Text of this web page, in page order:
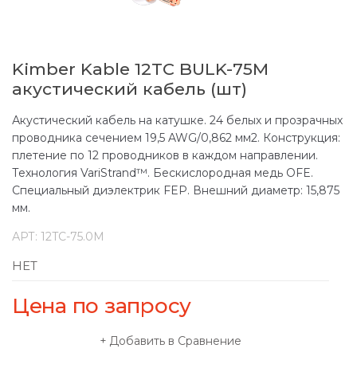
Kimber Kable 12TC BULK-75M
акустический кабель (шт)
Акустический кабель на катушке. 24 белых и прозрачных
проводника сечением 19,5 AWG/0,862 мм2. Конструкция:
плетение по 12 проводников в каждом направлении.
Технология VariStrand™. Бескислородная медь OFE.
Специальный диэлектрик FEP. Внешний диаметр: 15,875
мм.
АРТ: 12TC-75.0M
НЕТ
Цена по запросу
Добавить в Сравнение